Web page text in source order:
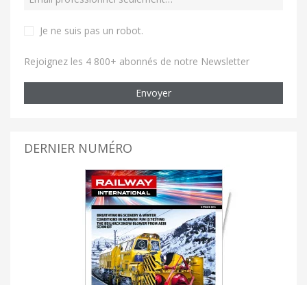
Je ne suis pas un robot.
Rejoignez les 4 800+ abonnés de notre Newsletter
Envoyer
DERNIER NUMÉRO